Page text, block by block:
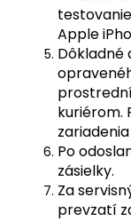
Apple
Dôkladné
kuriérom.
Po
zásielky.
Za
prevzatí